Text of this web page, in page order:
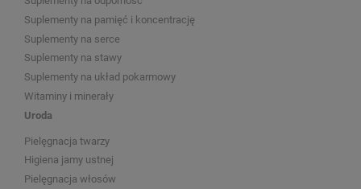
Suplementy na pamięć i koncentrację
Suplementy na serce
Suplementy na stawy
Suplementy na układ pokarmowy
Witaminy i minerały
Uroda
Pielęgnacja twarzy
Higiena jamy ustnej
Pielęgnacja włosów